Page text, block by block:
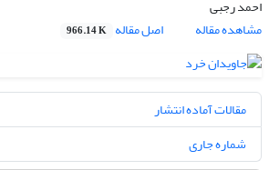
احمد رجبی
مشاهده مقاله
اصل مقاله 966.14 K
مقالات آماده انتشار
شماره جاری